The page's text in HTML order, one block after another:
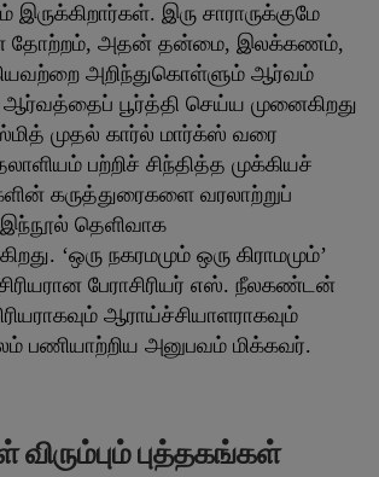
இரு சாராருக்குமே
தோற்றம், அதன் தன்மை, இலக்கணம்,
அறிந்துகொள்ளும் ஆர்வம்
பூர்த்தி செய்ய முனைகிறது
முதல் கார்ல் மார்க்ஸ் வரை
பற்றிச் சிந்தித்த முக்கியச்
கருத்துரைகளை வரலாற்றுப்
தெளிவாக
‘ஒரு நகரமமும் ஒரு கிராமமும்’
பேராசிரியர் எஸ். நீலகண்டன்
ஆராய்ச்சியாளராகவும்
பணியாற்றிய அனுபவம் மிக்கவர்.
விரும்பும் புத்தகங்கள்